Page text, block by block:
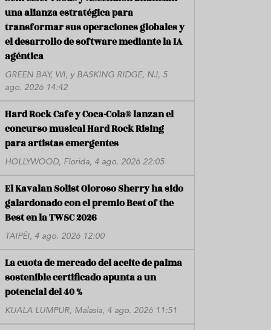
una alianza estratégica para
transformar sus operaciones globales y
el desarrollo de software mediante la IA
agéntica
GREEN BAY, WI, y BASKING RIDGE, NJ, 5
ago. 2026 14:42
Hard Rock Cafe y Coca-Cola® lanzan el
concurso musical Hard Rock Rising
para artistas emergentes
HOLLYWOOD, Florida, 4 ago. 2026 22:05
El Kavalan Solist Oloroso Sherry ha sido
galardonado con el premio Best of the
Best en la TWSC 2026
TAIPÉI, 4 ago. 2026 12:00
La cuota de mercado del aceite de palma
sostenible certificado apunta a un
potencial del 40 %
KUALA LUMPUR, Malasia, 4 ago. 2026 11:51